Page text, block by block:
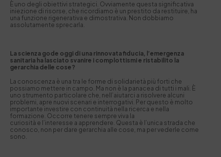
È uno degli obiettivi strategici. Ovviamente questa significativa
iniezione di risorse, che ricordiamo è un prestito da restituire, ha
una funzione rigenerativa e dimostrativa. Non dobbiamo
assolutamente sprecarla.
La scienza gode oggi di una rinnovata fiducia, l’emergenza
sanitaria ha lasciato svanire i complottismi e ristabilito la
gerarchia delle cose?
La conoscenza è una tra le forme di solidarietà più forti che
possiamo mettere in campo. Ma non è la panacea di tutti i mali. È
uno strumento particolare che, nell’aiutarci a risolvere alcuni
problemi, apre nuovi scenari e interrogativi. Per questo è molto
importante investire con continuità nella ricerca e nella
formazione. Occorre tenere sempre viva la
curiosità e l’interesse a apprendere. Questa è l’unica strada che
conosco, non per dare gerarchia alle cose, ma per vederle come
sono.